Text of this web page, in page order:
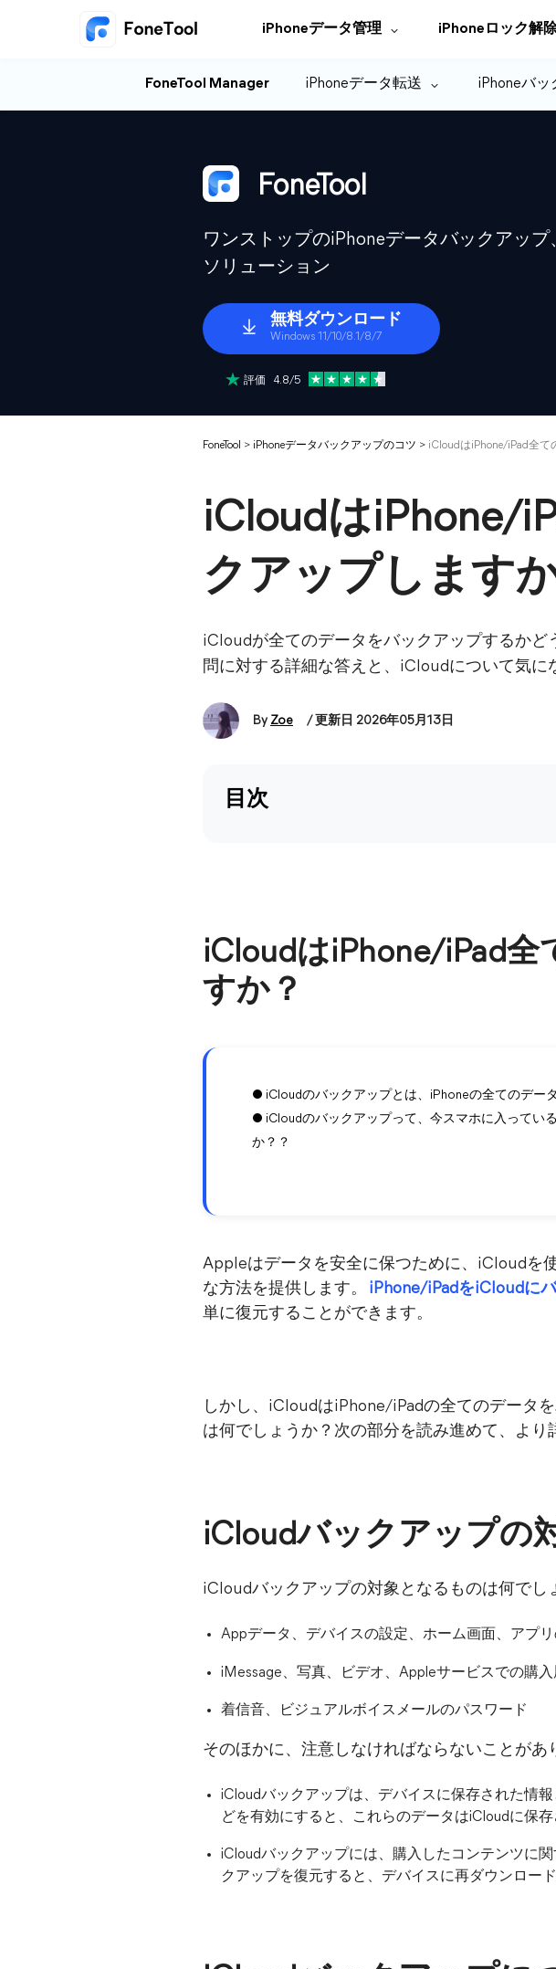
iPhoneデータ管理 iPhoneロック解
FoneTool Manager iPhoneデータ転送 iPhoneバッ
FoneTool
ワンストップのiPhoneデータバックアップ
ソリューション
無料ダウンロード
Windows 11/10/8.1/8/7
評価 4.8/5
FoneTool > iPhoneデータバックアップのコツ > iCloudはiPhone/iPad全て
iCloudはiPhone/
クアップします
iCloudが全てのデータをバックアップするか
問に対する詳細な答えと、iCloudについて気に
By Zoe / 更新日 2026年05月13日
目次
iCloudはiPhone/iPad
すか？
● iCloudのバックアップとは、iPhoneの全てのデー
● iCloudのバックアップって、今スマホに入ってい
か？？
Appleはデータを安全に保つために、iCloudを
な方法を提供します。
iPhone/iPadをiCloudに
単に復元することができます。
しかし、iCloudはiPhone/iPadの全てのデータ
は何でしょうか？次の部分を読み進めて、より
iCloudバックアップの
iCloudバックアップの対象となるものは何でし
Appデータ、デバイスの設定、ホーム画面、アプ
iMessage、写真、ビデオ、Appleサービスでの購
着信音、ビジュアルボイスメールのパスワード
そのほかに、注意しなければならないことがあ
iCloudバックアップは、デバイスに保存された情
どを有効にすると、これらのデータはiCloudに保
iCloudバックアップには、購入したコンテンツに
クアップを復元すると、デバイスに再ダウンロード